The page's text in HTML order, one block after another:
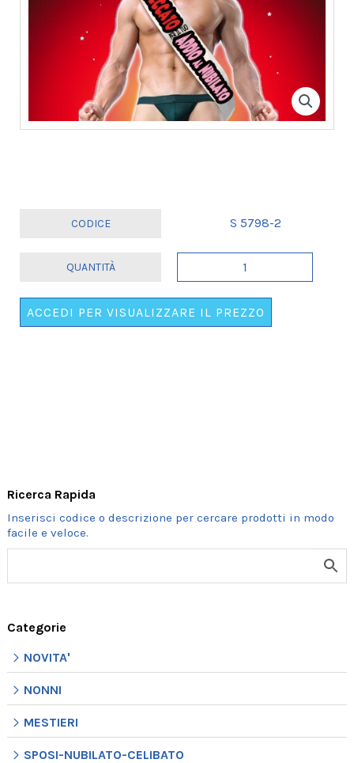
Ricerca Rapida
Categorie
NOVITA'
NONNI
MESTIERI
SPOSI-NUBILATO-CELIBATO
S 5798-2
SORPRESA
NUBILATO
ACCEDI PER VISUALIZZARE IL PREZZO